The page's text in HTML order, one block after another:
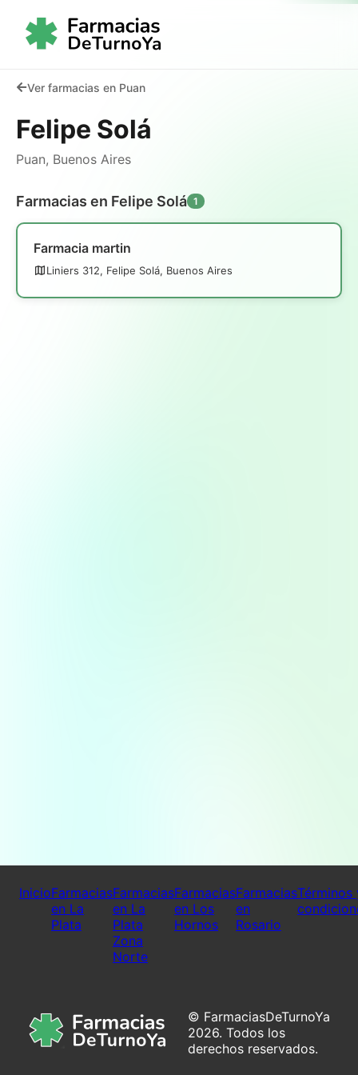
Ver farmacias en Puan
Felipe Solá
Puan, Buenos Aires
Farmacias en Felipe Solá 1
Farmacia martin
Liniers 312, Felipe Solá, Buenos Aires
InicioFarmacias
en La
Plata
Farmacias
en La
Plata
Zona
Norte
Farmacias
en Los
Hornos
Farmacias
en
Rosario
Términos
© FarmaciasDeTurnoYa
2026. Todos los
derechos reservados.